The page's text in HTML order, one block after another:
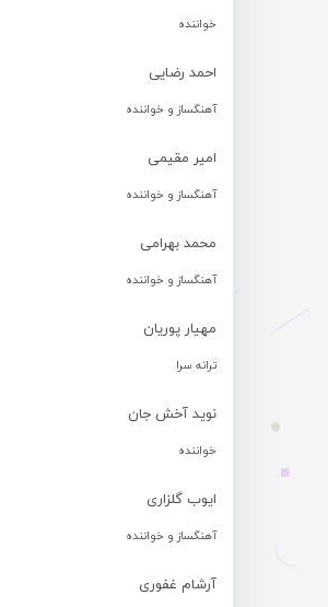
خواننده
احمد رضایی
آهنگساز و خواننده
امیر مقیمی
آهنگساز و خواننده
محمد بهرامی
آهنگساز و خواننده
مهیار پوریان
ترانه سرا
نوید آخش جان
خواننده
ایوب گلزاری
آهنگساز و خواننده
آرشام غفوری